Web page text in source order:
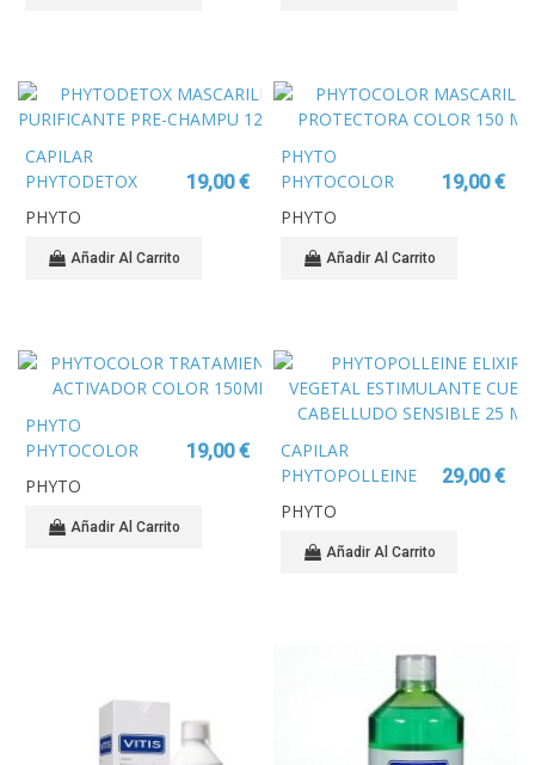
CAPILAR
PHYTODETOX
PURIFICANTE PRE-
CHAMPU 125 ML
19,00 €
PHYTO
Añadir Al Carrito
PHYTO
PHYTOCOLOR
PROTECTORA
COLOR 150 ML
19,00 €
PHYTO
Añadir Al Carrito
PHYTO
PHYTOCOLOR
ACTIVADOR COLOR
150ML
19,00 €
PHYTO
Añadir Al Carrito
CAPILAR
PHYTOPOLLEINE
ESTIMULANTE
CUERO CABELLUDO
29,00 €
PHYTO
Añadir Al Carrito